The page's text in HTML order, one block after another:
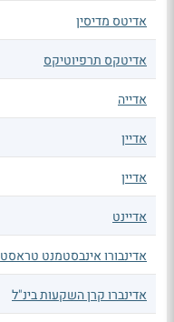
אדיטס מדיסין
אדיטקס תרפיוטיקס
אדייה
אדיין
אדיין
אדיינט
אדינבורו אינבסטמנט טראסט
אדינברו קרן השקעות בינ"ל